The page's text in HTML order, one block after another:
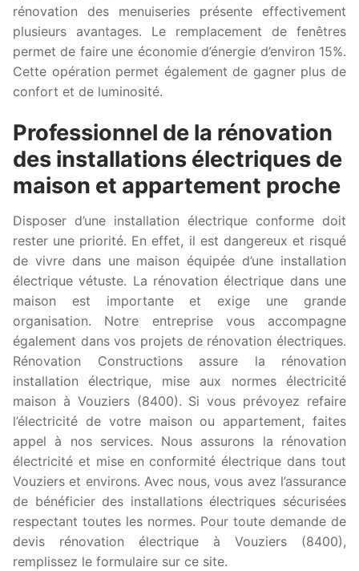
rénovation des menuiseries présente effectivement
plusieurs avantages. Le remplacement de fenêtres
permet de faire une économie d’énergie d’environ 15%.
Cette opération permet également de gagner plus de
confort et de luminosité.
Professionnel de la rénovation
des installations électriques de
maison et appartement proche
Disposer d’une installation électrique conforme doit
rester une priorité. En effet, il est dangereux et risqué
de vivre dans une maison équipée d’une installation
électrique vétuste. La rénovation électrique dans une
maison est importante et exige une grande
organisation. Notre entreprise vous accompagne
également dans vos projets de rénovation électriques.
Rénovation Constructions assure la rénovation
installation électrique, mise aux normes électricité
maison à Vouziers (8400). Si vous prévoyez refaire
l’électricité de votre maison ou appartement, faites
appel à nos services. Nous assurons la rénovation
électricité et mise en conformité électrique dans tout
Vouziers et environs. Avec nous, vous avez l’assurance
de bénéficier des installations électriques sécurisées
respectant toutes les normes. Pour toute demande de
devis rénovation électrique à Vouziers (8400),
remplissez le formulaire sur ce site.